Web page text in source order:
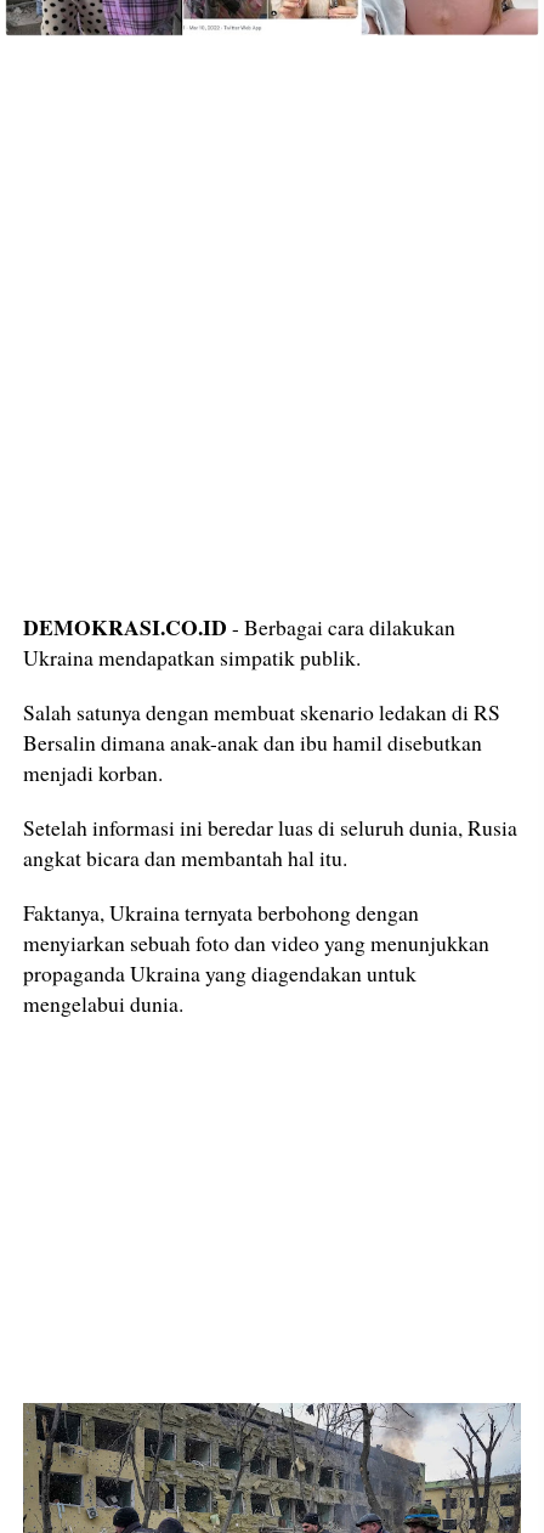
DEMOKRASI.CO.ID - Berbagai cara dilakukan
Ukraina mendapatkan simpatik publik.
Salah satunya dengan membuat skenario ledakan di RS
Bersalin dimana anak-anak dan ibu hamil disebutkan
menjadi korban.
Setelah informasi ini beredar luas di seluruh dunia, Rusia
angkat bicara dan membantah hal itu.
Faktanya, Ukraina ternyata berbohong dengan
menyiarkan sebuah foto dan video yang menunjukkan
propaganda Ukraina yang diagendakan untuk
mengelabui dunia.